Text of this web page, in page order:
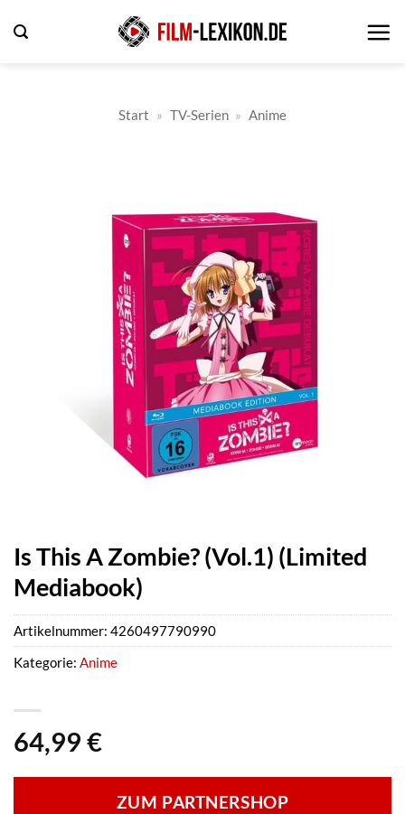
Inhalt
Start » TV-Serien » Anime
Is This A Zombie? (Vol.1) (Limited
Mediabook)
64,99 €
ZUM PARTNERSHOP
Artikelnummer: 4260497790990
Kategorie: Anime